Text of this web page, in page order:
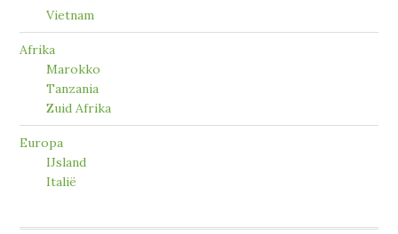
Vietnam
Afrika
Marokko
Tanzania
Zuid Afrika
Europa
IJsland
Italië